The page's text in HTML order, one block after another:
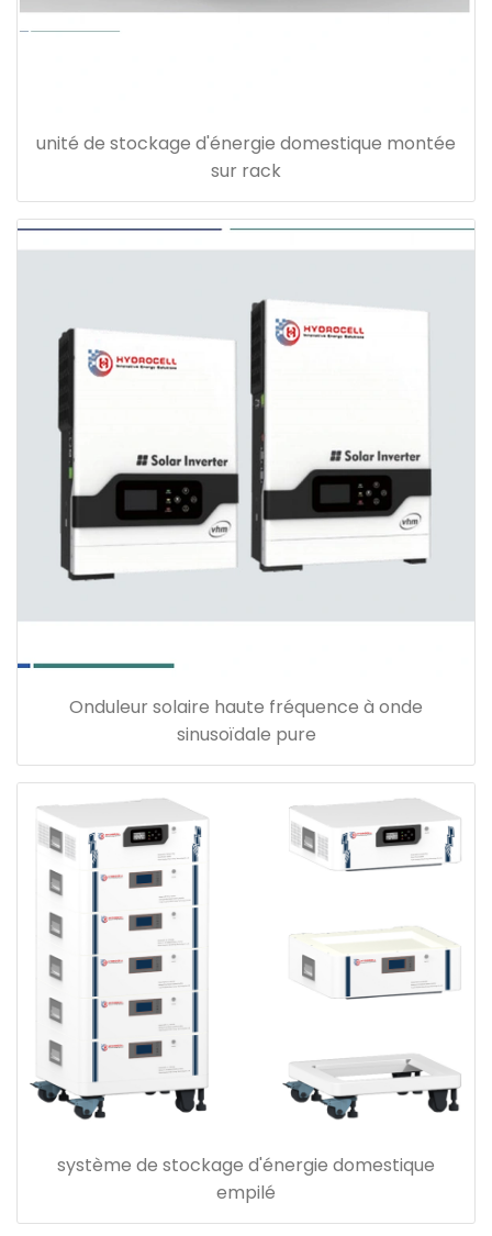
unité de stockage d'énergie domestique montée
sur rack
Onduleur solaire haute fréquence à onde
sinusoïdale pure
système de stockage d'énergie domestique
empilé